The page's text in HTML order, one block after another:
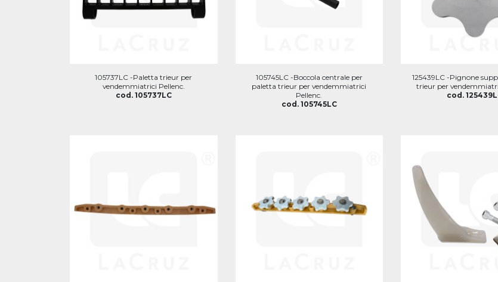
105737LC -Paletta trieur per
vendemmiatrici Pellenc.
cod. 105737LC
105745LC -Boccola centrale per
paletta trieur per vendemmiatrici
Pellenc.
cod. 105745LC
125439LC -Pignone
trieur per
cod.